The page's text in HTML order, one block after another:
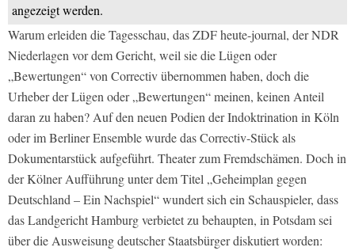
angezeigt werden.
Warum erleiden die Tagesschau, das ZDF heute-journal, der NDR
Niederlagen vor dem Gericht, weil sie die Lügen oder
„Bewertungen“ von Correctiv übernommen haben, doch die
Urheber der Lügen oder „Bewertungen“ meinen, keinen Anteil
daran zu haben? Auf den neuen Podien der Indoktrination in Köln
oder im Berliner Ensemble wurde das Correctiv-Stück als
Dokumentarstück aufgeführt. Theater zum Fremdschämen. Doch in
der Kölner Aufführung unter dem Titel „Geheimplan gegen
Deutschland – Ein Nachspiel“ wundert sich ein Schauspieler, dass
das Landgericht Hamburg verbietet zu behaupten, in Potsdam sei
über die Ausweisung deutscher Staatsbürger diskutiert worden: